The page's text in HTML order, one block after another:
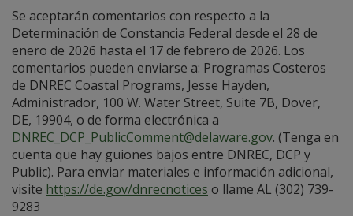
Se aceptarán comentarios con respecto a la
Determinación de Constancia Federal desde el 28 de
enero de 2026 hasta el 17 de febrero de 2026. Los
comentarios pueden enviarse a: Programas Costeros
de DNREC Coastal Programs, Jesse Hayden,
Administrador, 100 W. Water Street, Suite 7B, Dover,
DE, 19904, o de forma electrónica a
DNREC_DCP_PublicComment@delaware.gov. (Tenga en
cuenta que hay guiones bajos entre DNREC, DCP y
Public). Para enviar materiales e información adicional,
visite https://de.gov/dnrecnotices o llame AL (302) 739-
9283